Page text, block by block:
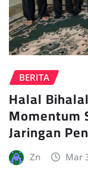
BERITA
Halal
Momentum
Jaringan
Zn Mar